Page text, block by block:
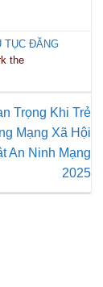
TỤC ĐĂNG
the
Trọng Khi Trẻ
Mạng Xã Hội
An Ninh Mạng
2025